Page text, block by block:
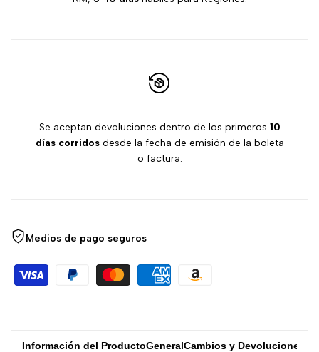
Se aceptan devoluciones dentro de los primeros 10
días corridosdesde la fecha de emisión de la boleta
o factura.
Medios de pago seguros
Información del ProductoGeneralCambios y Devoluciones